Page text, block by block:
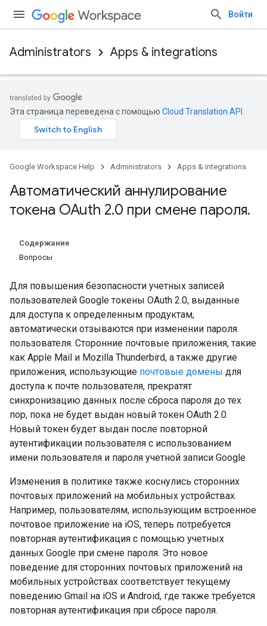
Войти
Administrators Apps & integrations
Эта страница переведена с помощью Cloud Translation API
Google Workspace Help Administrators Apps & integrations
Автоматический аннулирование
токена OAuth 2.0 при смене пароля.
Содержание
Вопросы
Для повышения безопасности учетных записей
пользователей Google токены OAuth 2.0, выданные
для доступа к определенным продуктам,
автоматически отзываются при изменении пароля
пользователя. Сторонние почтовые приложения, такие
как Apple Mail и Mozilla Thunderbird, а также другие
приложения, использующие почтовые домены для
доступа к почте пользователя, прекратят
синхронизацию данных после сброса пароля до тех
пор, пока не будет выдан новый токен OAuth 2.0.
Новый токен будет выдан после повторной
аутентификации пользователя с использованием
имени пользователя и пароля учетной записи Google.
Изменения в политике также коснулись сторонних
почтовых приложений на мобильных устройствах.
Например, пользователям, использующим встроенное
почтовое приложение на iOS, теперь потребуется
повторная аутентификация с помощью учетных
данных Google при смене пароля. Это новое
поведение для сторонних почтовых приложений на
мобильных устройствах соответствует текущему
поведению Gmail на iOS и Android, где также требуется
повторная аутентификация при сбросе пароля.